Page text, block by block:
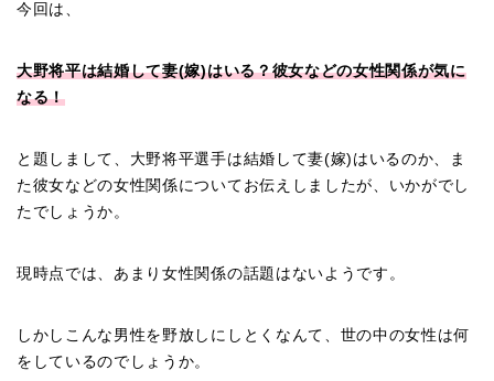
今回は、
大野将平は結婚して妻(嫁)はいる？彼女などの女性関係が気に
なる！
と題しまして、大野将平選手は結婚して妻(嫁)はいるのか、ま
た彼女などの女性関係についてお伝えしましたが、いかがでし
たでしょうか。
現時点では、あまり女性関係の話題はないようです。
しかしこんな男性を野放しにしとくなんて、世の中の女性は何
をしているのでしょうか。